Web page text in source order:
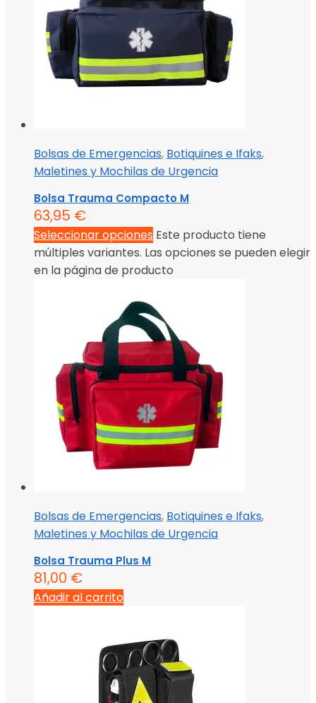
Bolsas de Emergencias, Botiquines e Ifaks,
Maletines y Mochilas de Urgencia
Bolsa Trauma Compacto M
63,95 €
Seleccionar opciones Este producto tiene
múltiples variantes. Las opciones se pueden elegir
en la página de producto
Bolsas de Emergencias, Botiquines e Ifaks,
Maletines y Mochilas de Urgencia
Bolsa Trauma Plus M
81,00 €
Añadir al carrito